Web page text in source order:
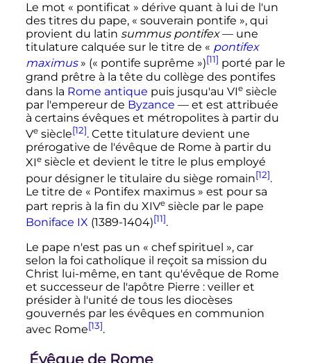
Le mot « pontificat » dérive quant à lui de l'un
des titres du pape, « souverain pontife », qui
provient du latin summus pontifex— une
titulature calquée sur le titre de « pontifex
maximus » (« pontife suprême »)[11] porté par le
grand prêtre à la tête du collège des pontifes
dans la Rome antique puis jusqu'au VIe siècle
par l'empereur de Byzance — et est attribuée
à certains évêques et métropolites à partir du
Ve siècle[12]. Cette titulature devient une
prérogative de l'évêque de Rome à partir du
XIe siècle et devient le titre le plus employé
pour désigner le titulaire du siège romain[12].
Le titre de « Pontifex maximus » est pour sa
part repris à la fin du XIVe siècle par le pape
Boniface IX (1389-1404)[11].
Le pape n'est pas un « chef spirituel », car
selon la foi catholique il reçoit sa mission du
Christ lui-même, en tant qu'évêque de Rome
et successeur de l'apôtre Pierre : veiller et
présider à l'unité de tous les diocèses
gouvernés par les évêques en communion
avec Rome[13].
Évêque de Rome